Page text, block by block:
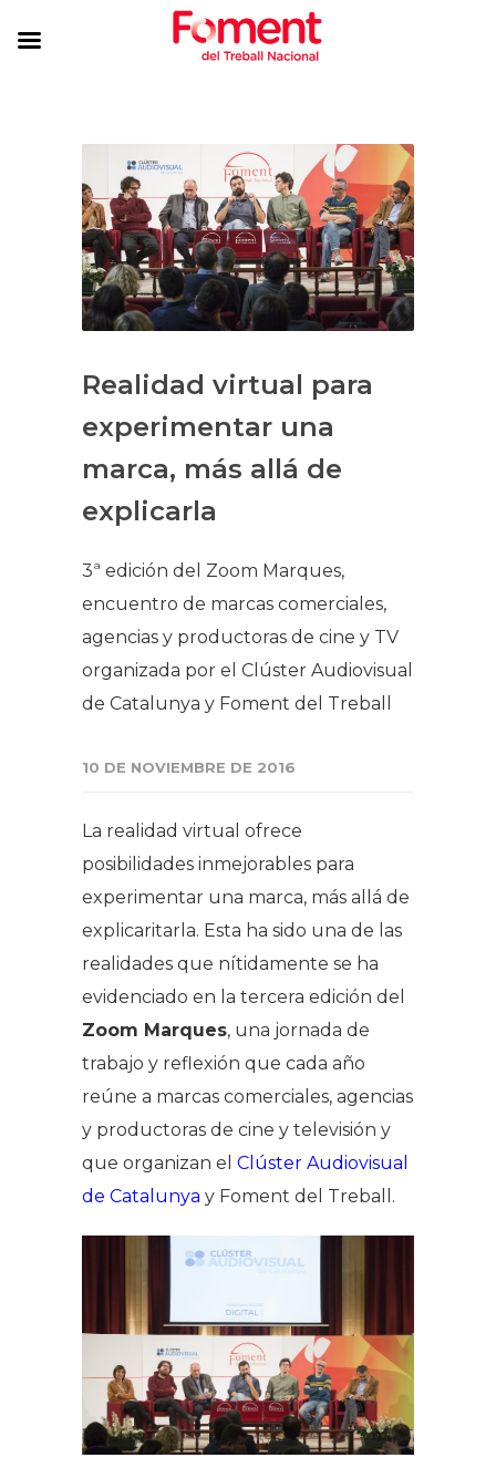
Realidad virtual para
experimentar una
marca, más allá de
explicarla
3ª edición del Zoom Marques,
encuentro de marcas comerciales,
agencias y productoras de cine y TV
organizada por el Clúster Audiovisual
de Catalunya y Foment del Treball
10 DE NOVIEMBRE DE 2016
La realidad virtual ofrece
posibilidades inmejorables para
experimentar una marca, más allá de
explicaritarla. Esta ha sido una de las
realidades que nítidamente se ha
evidenciado en la tercera edición del
Zoom Marques, una jornada de
trabajo y reflexión que cada año
reúne a marcas comerciales, agencias
y productoras de cine y televisión y
que organizan el Clúster Audiovisual
de Catalunya y Foment del Treball.